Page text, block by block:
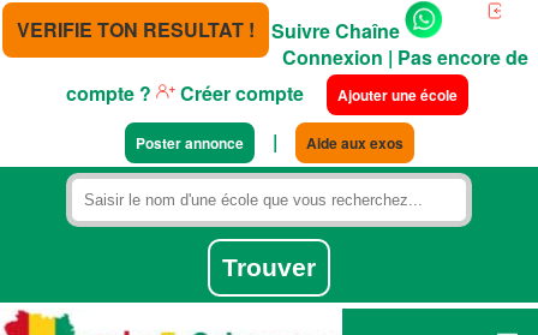
VERIFIE TON RESULTAT !
Suivre Chaîne
Connexion | Pas encore de
compte ?
Créer compte Ajouter une école
Poster annonce | Aide aux exos